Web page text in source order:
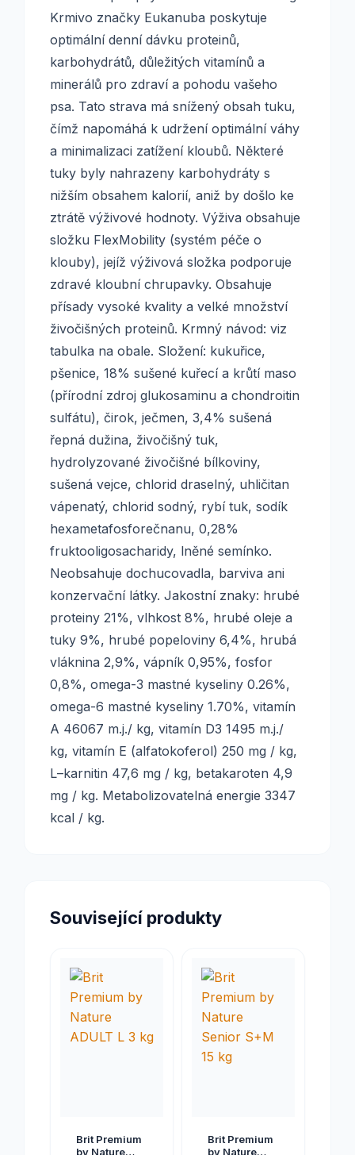
Krmivo značky Eukanuba poskytuje
optimální denní dávku proteinů,
karbohydrátů, důležitých vitamínů a
minerálů pro zdraví a pohodu vašeho
psa. Tato strava má snížený obsah tuku,
čímž napomáhá k udržení optimální váhy
a minimalizaci zatížení kloubů. Některé
tuky byly nahrazeny karbohydráty s
nižším obsahem kalorií, aniž by došlo ke
ztrátě výživové hodnoty. Výživa obsahuje
složku FlexMobility (systém péče o
klouby), jejíž výživová složka podporuje
zdravé kloubní chrupavky. Obsahuje
přísady vysoké kvality a velké množství
živočišných proteinů. Krmný návod: viz
tabulka na obale. Složení: kukuřice,
pšenice, 18% sušené kuřecí a krůtí maso
(přírodní zdroj glukosaminu a chondroitin
sulfátu), čirok, ječmen, 3,4% sušená
řepná dužina, živočišný tuk,
hydrolyzované živočišné bílkoviny,
sušená vejce, chlorid draselný, uhličitan
vápenatý, chlorid sodný, rybí tuk, sodík
hexametafosforečnanu, 0,28%
fruktooligosacharidy, lněné semínko.
Neobsahuje dochucovadla, barviva ani
konzervační látky. Jakostní znaky: hrubé
proteiny 21%, vlhkost 8%, hrubé oleje a
tuky 9%, hrubé popeloviny 6,4%, hrubá
vláknina 2,9%, vápník 0,95%, fosfor
0,8%, omega-3 mastné kyseliny 0.26%,
omega-6 mastné kyseliny 1.70%, vitamín
A 46067 m.j./ kg, vitamín D3 1495 m.j./
kg, vitamín E (alfatokoferol) 250 mg / kg,
L–karnitin 47,6 mg / kg, betakaroten 4,9
mg / kg. Metabolizovatelná energie 3347
kcal / kg.
Související produkty
Brit Premium
by Nature
Brit Premium
by Nature